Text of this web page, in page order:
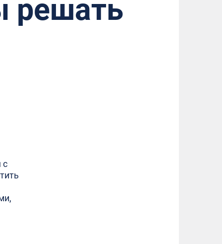
решать
с